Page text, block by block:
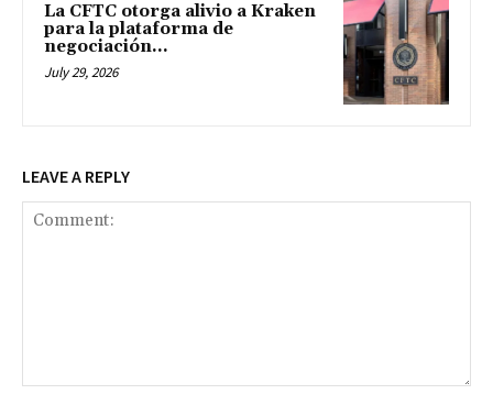
La CFTC otorga alivio a Kraken
para la plataforma de
negociación...
July 29, 2026
LEAVE A REPLY